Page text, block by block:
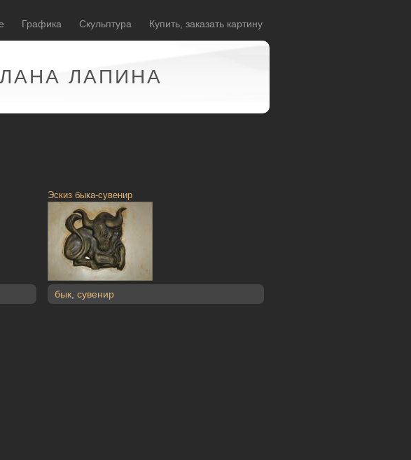
Графика Скульптура Купить, заказать картину
ЛАПИНА
Эскиз быка-сувенир
бык сувенир